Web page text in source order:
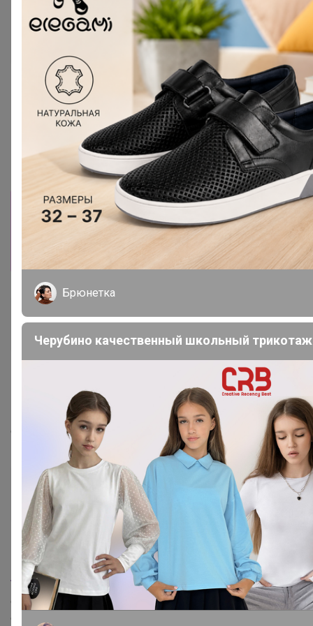
2 194р
Кроссовки мужские RANK
Roar, RANK
6 559р
Ботинки женские, RALF
Информация о заказах доступна
лишь членам клуба
TanjaV
, здравствуйте! Если сегодня заказать, до
сентября придет?
Дженна
Серебряный организатор
17 августа, 2023 11:58
TanjaV, здравствуйте! То что сегодня отправлю в заказ,
отправят нам либо в среду либо в пятницу. В пути
около недели. То есть придет вот как раз в начале
Брюнетка
Черубино качественный школьный трикотаж